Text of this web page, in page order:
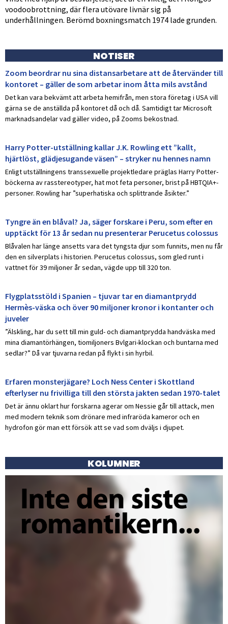
voodoobrottning, där flera utövare livnär sig på
underhållningen. Berömd boxningsmatch 1974 lade grunden.
NOTISER
Zoom beordrar nu sina distansarbetare att de återvänder till
kontoret – gäller de som arbetar inom åtta mils avstånd
Det kan vara bekvämt att arbeta hemifrån, men stora företag i USA vill
gärna se de anställda på kontoret då och då. Samtidigt tar Microsoft
marknadsandelar vad gäller video, på Zooms bekostnad.
Harry Potter-utställning kallar J.K. Rowling ett ”kallt,
hjärtlöst, glädjesugande väsen” – stryker nu hennes namn
Enligt utställningens transsexuelle projektledare präglas Harry Potter-
böckerna av rasstereotyper, hat mot feta personer, brist på HBTQIA+-
personer. Rowling har ”superhatiska och splittrande åsikter.”
Tyngre än en blåval? Ja, säger forskare i Peru, som efter en
upptäckt för 13 år sedan nu presenterar Perucetus colossus
Blåvalen har länge ansetts vara det tyngsta djur som funnits, men nu får
den en silverplats i historien. Perucetus colossus, som gled runt i
vattnet för 39 miljoner år sedan, vägde upp till 320 ton.
Flygplatsstöld i Spanien – tjuvar tar en diamantprydd
Hermès-väska och över 90 miljoner kronor i kontanter och
juveler
”Älskling, har du sett till min guld- och diamantprydda handväska med
mina diamantörhängen, tiomiljoners Bvlgari-klockan och buntarna med
sedlar?” Då var tjuvarna redan på flykt i sin hyrbil.
Erfaren monsterjägare? Loch Ness Center i Skottland
efterlyser nu frivilliga till den största jakten sedan 1970-talet
Det är ännu oklart hur forskarna agerar om Nessie går till attack, men
med modern teknik som drönare med infraröda kameror och en
hydrofon gör man ett försök att se vad som dväljs i djupet.
KOLUMNER